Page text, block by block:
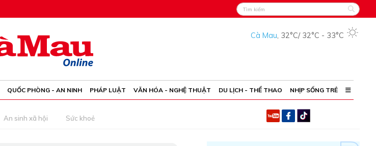
Cà Mau, 32°C/ 32°C - 33°C
QUỐC PHÒNG - AN NINH PHÁP LUẬT VĂN HÓA - NGHỆ THUẬT DU LỊCH - THỂ THAO NHỊP SỐNG TRẺ
An sinh xã hội Sức khoẻ